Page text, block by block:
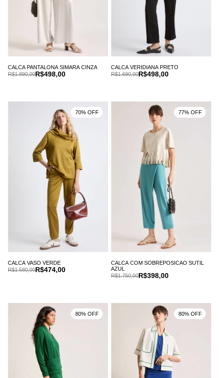
CALCA PANTALONA SIMARA CINZA
R$498,00
R$1.890,00
CALCA VERIDIANA PRETO
R$498,00
R$1.690,00
CALCA VASO VERDE
R$474,00
R$1.580,00
70% OFF
CALCA COM SOBREPOSICAO SUTIL
AZUL
R$398,00
R$1.750,00
77% OFF
80% OFF 80% OFF